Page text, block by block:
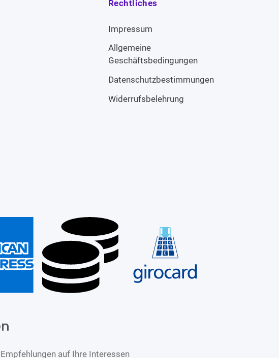
Rechtliches
Impressum
Allgemeine
Geschäftsbedingungen
Datenschutzbestimmungen
Widerrufsbelehrung
auf Ihre Interessen